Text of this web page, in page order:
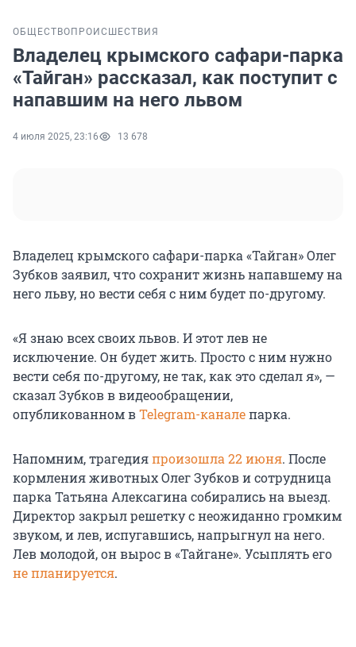
ОБЩЕСТВО ПРОИСШЕСТВИЯ
Владелец крымского сафари-парка
«Тайган» рассказал, как поступит с
напавшим на него львом
4 июля 2025, 23:16 13 678
Владелец крымского сафари-парка «Тайган» Олег
Зубков заявил, что сохранит жизнь напавшему на
него льву, но вести себя с ним будет по-другому.
«Я знаю всех своих львов. И этот лев не
исключение. Он будет жить. Просто с ним нужно
вести себя по-другому, не так, как это сделал я», —
сказал Зубков в видеообращении,
опубликованном вTelegram-каналепарка.
Напомним, трагедияпроизошла 22 июня. После
кормления животных Олег Зубков и сотрудница
парка Татьяна Алексагина собирались на выезд.
Директор закрыл решетку с неожиданно громким
звуком, и лев, испугавшись, напрыгнул на него.
Лев молодой, он вырос в «Тайгане». Усыплять его
не планируется.